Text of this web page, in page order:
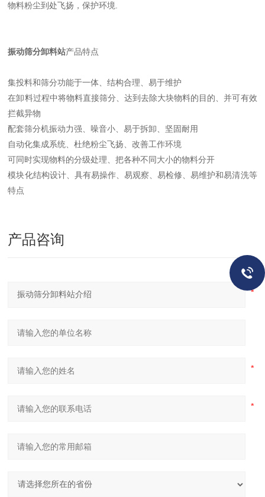
物料粉尘到处飞扬，保护环境.
振动筛分卸料站产品特点
集投料和筛分功能于一体、结构合理、易于维护
在卸料过程中将物料直接筛分、达到去除大块物料的目的、并可有效
拦截异物
配套筛分机振动力强、噪音小、易于拆卸、坚固耐用
自动化集成系统、杜绝粉尘飞扬、改善工作环境
可同时实现物料的分级处理、把各种不同大小的物料分开
模块化结构设计、具有易操作、易观察、易检修、易维护和易清洗等
特点
产品咨询